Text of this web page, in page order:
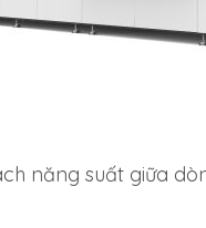
năng suất giữa